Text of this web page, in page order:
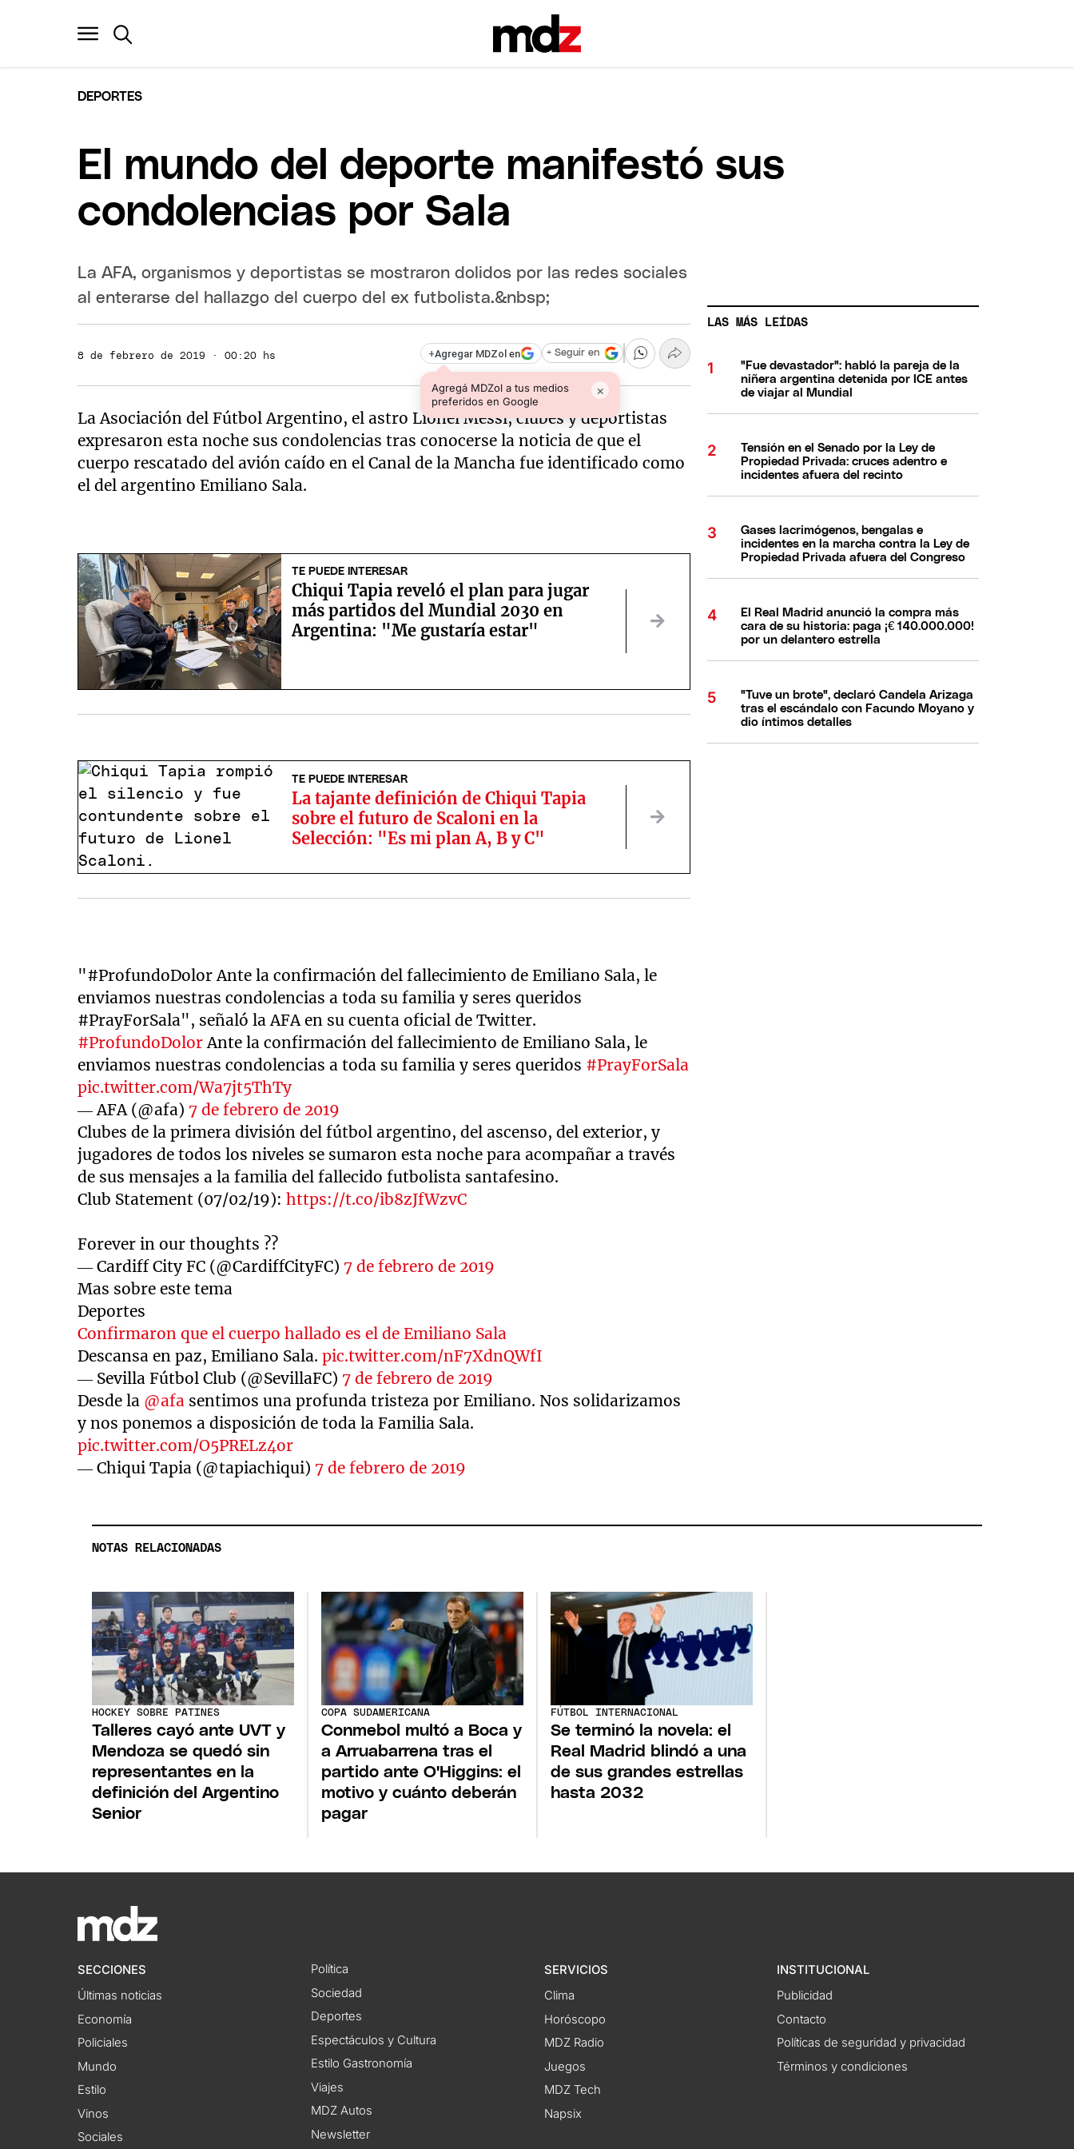
DEPORTES
El mundo del deporte manifestó sus
condolencias por Sala
La AFA, organismos y deportistas se mostraron dolidos por las redes sociales
al enterarse del hallazgo del cuerpo del ex futbolista.&nbsp;
8 de febrero de 2019 · 00:20 hs +Agregar MDZol en
Agregá MDZol a tus medios
preferidos en Google
×
+ Seguir en
La Asociación del Fútbol Argentino, el astro Lionel Messi, clubes y deportistas
expresaron esta noche sus condolencias tras conocerse la noticia de que el
cuerpo rescatado del avión caído en el Canal de la Mancha fue identificado como
el del argentino Emiliano Sala.
TE PUEDE INTERESAR
Chiqui Tapia reveló el plan para jugar
más partidos del Mundial 2030 en
Argentina: "Me gustaría estar"
TE PUEDE INTERESAR
La tajante definición de Chiqui Tapia
sobre el futuro de Scaloni en la
Selección: "Es mi plan A, B y C"
"#ProfundoDolor Ante la confirmación del fallecimiento de Emiliano Sala, le
enviamos nuestras condolencias a toda su familia y seres queridos
#PrayForSala", señaló la AFA en su cuenta oficial de Twitter.
#ProfundoDolor Ante la confirmación del fallecimiento de Emiliano Sala, le
enviamos nuestras condolencias a toda su familia y seres queridos #PrayForSala
pic.twitter.com/Wa7jt5ThTy
— AFA (@afa) 7 de febrero de 2019
Clubes de la primera división del fútbol argentino, del ascenso, del exterior, y
jugadores de todos los niveles se sumaron esta noche para acompañar a través
de sus mensajes a la familia del fallecido futbolista santafesino.
Club Statement (07/02/19):https://t.co/ib8zJfWzvC
Forever in our thoughts ??
— Cardiff City FC (@CardiffCityFC) 7 de febrero de 2019
Mas sobre este tema
Deportes
Confirmaron que el cuerpo hallado es el de Emiliano Sala
Descansa en paz, Emiliano Sala.pic.twitter.com/nF7XdnQWfI
— Sevilla Fútbol Club (@SevillaFC) 7 de febrero de 2019
Desde la @afa sentimos una profunda tristeza por Emiliano. Nos solidarizamos
y nos ponemos a disposición de toda la Familia Sala.
pic.twitter.com/O5PRELz4or
— Chiqui Tapia (@tapiachiqui) 7 de febrero de 2019
LAS MÁS LEÍDAS
"Fue devastador": habló la pareja de la
niñera argentina detenida por ICE antes
de viajar al Mundial
Tensión en el Senado por la Ley de
Propiedad Privada: cruces adentro e
incidentes afuera del recinto
Gases lacrimógenos, bengalas e
incidentes en la marcha contra la Ley de
Propiedad Privada afuera del Congreso
El Real Madrid anunció la compra más
cara de su historia: paga ¡€ 140.000.000!
por un delantero estrella
"Tuve un brote", declaró Candela Arizaga
tras el escándalo con Facundo Moyano y
dio íntimos detalles
NOTAS RELACIONADAS
HOCKEY SOBRE PATINES
Talleres cayó ante UVT y
Mendoza se quedó sin
representantes en la
definición del Argentino
Senior
COPA SUDAMERICANA
Conmebol multó a Boca y
a Arruabarrena tras el
partido ante O'Higgins: el
motivo y cuánto deberán
pagar
FÚTBOL INTERNACIONAL
Se terminó la novela: el
Real Madrid blindó a una
de sus grandes estrellas
hasta 2032
SECCIONES
Últimas noticias
Economía
Policiales
Mundo
Estilo
Vinos
Sociales
Política
Sociedad
Deportes
Espectáculos y Cultura
Estilo Gastronomía
Viajes
MDZ Autos
Newsletter
SERVICIOS
Clima
Horóscopo
MDZ Radio
Juegos
MDZ Tech
Napsix
INSTITUCIONAL
Publicidad
Contacto
Políticas de seguridad y privacidad
Términos y condiciones